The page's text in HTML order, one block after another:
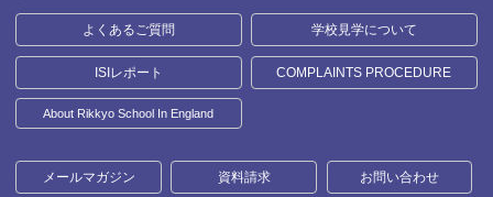
よくあるご質問 学校見学について
ISIレポート COMPLAINTS PROCEDURE
About Rikkyo School In England
メールマガジン 資料請求 お問い合わせ